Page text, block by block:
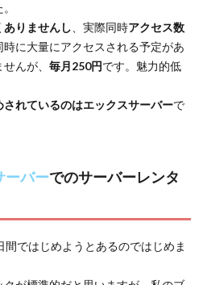
りませんし 、実際同時アクセス数
に大量にアクセスされる予定があ
んが、 毎月250円です。魅力的低
されているのはエックスサーバーで
ーバーでのサーバーレンタ
ではじめようとあるのではじめま